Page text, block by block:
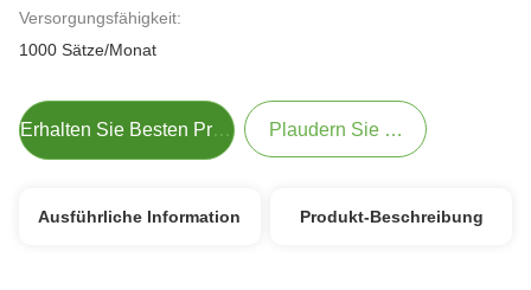
Versorgungsfähigkeit:
1000 Sätze/Monat
Erhalten Sie Besten Preis Plaudern Sie Jetzt
Ausführliche Information Produkt-Beschreibung